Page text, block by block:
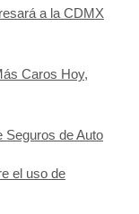
a la CDMX
Caros Hoy,
Seguros de Auto
el uso de